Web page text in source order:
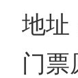
地址
门票